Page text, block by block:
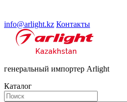
info@arlight.kz Контакты
генеральный импортер Arlight
Каталог